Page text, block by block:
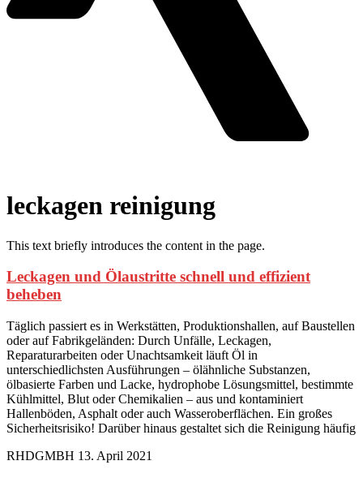
leckagen reinigung
This text briefly introduces the content in the page.
Leckagen und Ölaustritte schnell und effizient
beheben
Täglich passiert es in Werkstätten, Produktionshallen, auf Baustellen
oder auf Fabrikgeländen: Durch Unfälle, Leckagen,
Reparaturarbeiten oder Unachtsamkeit läuft Öl in
unterschiedlichsten Ausführungen – ölähnliche Substanzen,
ölbasierte Farben und Lacke, hydrophobe Lösungsmittel, bestimmte
Kühlmittel, Blut oder Chemikalien – aus und kontaminiert
Hallenböden, Asphalt oder auch Wasseroberflächen. Ein großes
Sicherheitsrisiko! Darüber hinaus gestaltet sich die Reinigung häufig
RHDGMBH 13. April 2021